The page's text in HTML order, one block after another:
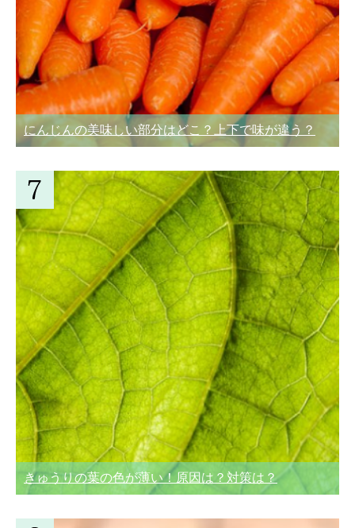
にんじんの美味しい部分はどこ？上下で味が違う？
きゅうりの葉の色が薄い！原因は？対策は？